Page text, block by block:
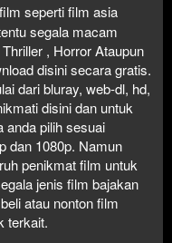
seperti film asia
segala macam
, Horror Ataupun
disini secara gratis.
dari bluray, web-dl, hd,
disini dan untuk
anda pilih sesuai
dan 1080p. Namun
penikmat film untuk
jenis film bajakan
atau nonton film
terkait.